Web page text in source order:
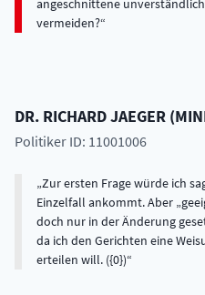
angeschnittene
vermeiden?
DR. RICHARDJAEGER (
Politiker ID: 11001006
Zur ersten Frage würde ich
Einzelfall ankommt. Aber
doch nur in der Änderung
da ich den Gerichten eine
erteilen will. ({0})